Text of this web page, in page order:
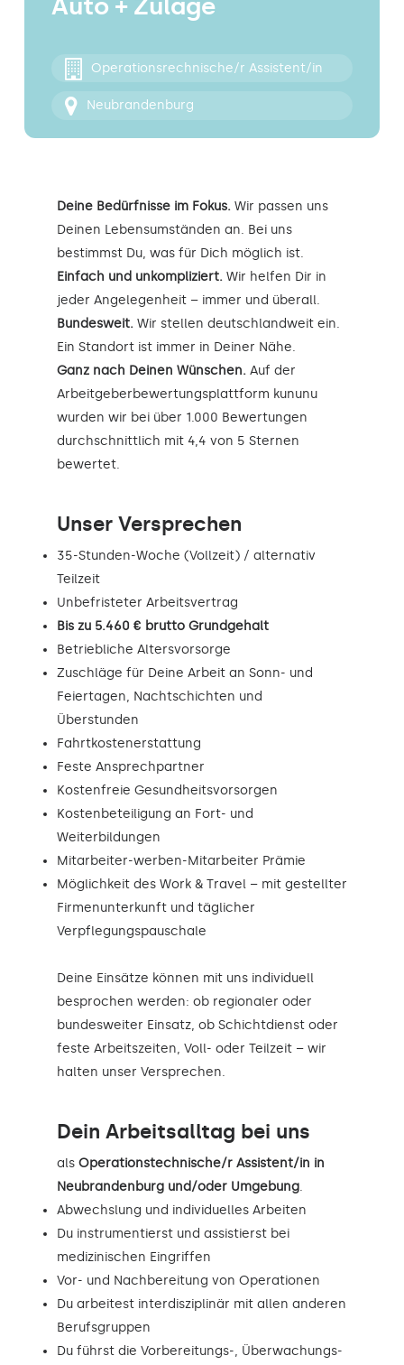
Kontakt
Auto + Zulage
Operationsrechnische/r Assistent/in
Neubrandenburg
Deine Bedürfnisse im Fokus. Wir passen uns
Deinen Lebensumständen an. Bei uns
bestimmst Du, was für Dich möglich ist.
Einfach und unkompliziert. Wir helfen Dir in
jeder Angelegenheit – immer und überall.
Bundesweit. Wir stellen deutschlandweit ein.
Ein Standort ist immer in Deiner Nähe.
Ganz nach Deinen Wünschen. Auf der
Arbeitgeberbewertungsplattform kununu
wurden wir bei über 1.000 Bewertungen
durchschnittlich mit 4,4 von 5 Sternen
bewertet.
Unser Versprechen
35-Stunden-Woche (Vollzeit) / alternativ
Teilzeit
Unbefristeter Arbeitsvertrag
Bis zu 5.460 € brutto Grundgehalt
Betriebliche Altersvorsorge
Zuschläge für Deine Arbeit an Sonn- und
Feiertagen, Nachtschichten und
Überstunden
Fahrtkostenerstattung
Feste Ansprechpartner
Kostenfreie Gesundheitsvorsorgen
Kostenbeteiligung an Fort- und
Weiterbildungen
Mitarbeiter-werben-Mitarbeiter Prämie
Möglichkeit des Work & Travel – mit gestellter
Firmenunterkunft und täglicher
Verpflegungspauschale
Deine Einsätze können mit uns individuell
besprochen werden: ob regionaler oder
bundesweiter Einsatz, ob Schichtdienst oder
feste Arbeitszeiten, Voll- oder Teilzeit – wir
halten unser Versprechen.
Dein Arbeitsalltag bei uns
als Operationstechnische/r Assistent/in in
Neubrandenburg und/oder Umgebung.
Abwechslung und individuelles Arbeiten
Du instrumentierst und assistierst bei
medizinischen Eingriffen
Vor- und Nachbereitung von Operationen
Du arbeitest interdisziplinär mit allen anderen
Berufsgruppen
Du führst die Vorbereitungs-, Überwachungs-